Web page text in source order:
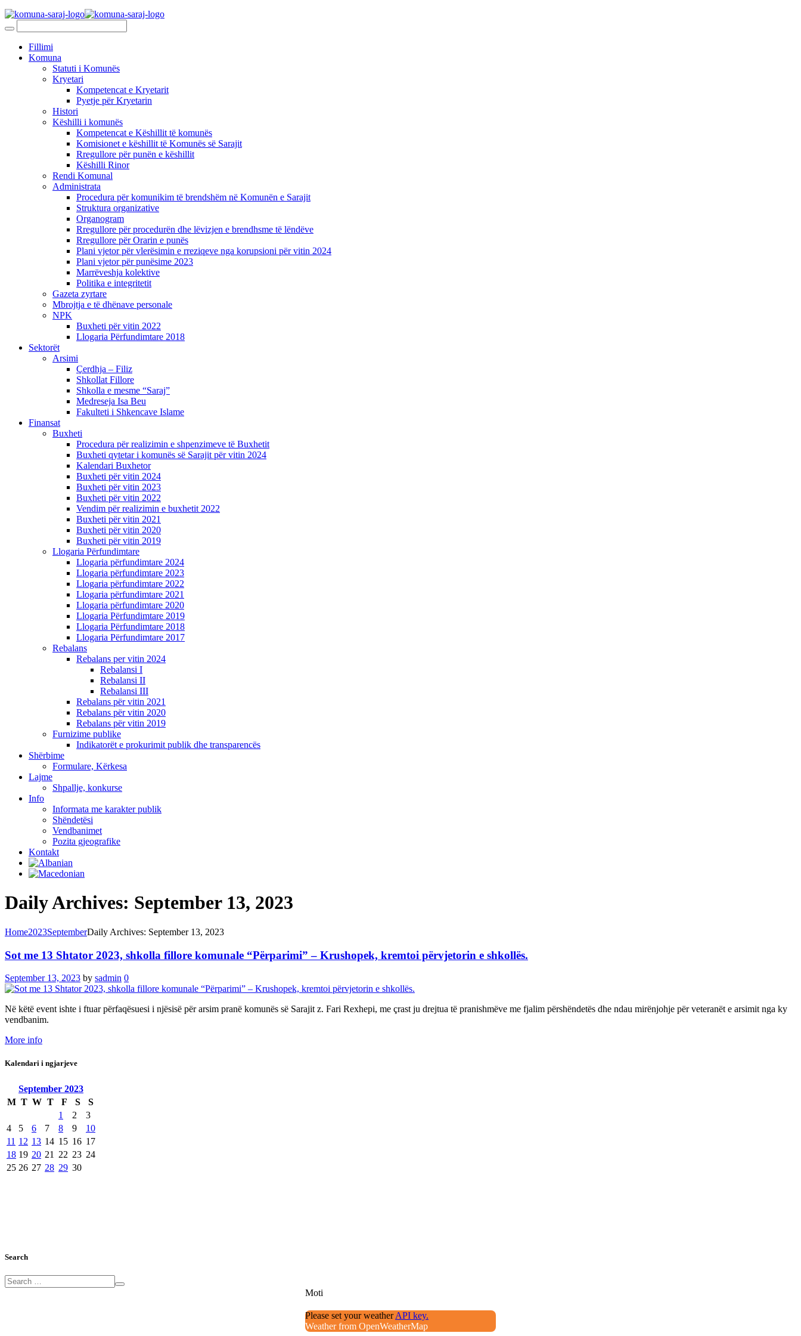
Fillimi
Komuna
Statuti i Komunës
Kryetari
Kompetencat e Kryetarit
Pyetje për Kryetarin
Histori
Këshilli i komunës
Kompetencat e Këshillit të komunës
Komisionet e këshillit të Komunës së Sarajit
Rregullore për punën e këshillit
Këshilli Rinor
Rendi Komunal
Administrata
Procedura për komunikim të brendshëm në Komunën e Sarajit
Struktura organizative
Organogram
Rregullore për procedurën dhe lëvizjen e brendhsme të lëndëve
Rregullore për Orarin e punës
Plani vjetor për vlerësimin e rreziqeve nga korupsioni për vitin 2024
Plani vjetor për punësime 2023
Marrëveshja kolektive
Politika e integritetit
Gazeta zyrtare
Mbrojtja e të dhënave personale
NPK
Buxheti për vitin 2022
Llogaria Përfundimtare 2018
Sektorët
Arsimi
Çerdhja – Filiz
Shkollat Fillore
Shkolla e mesme “Saraj”
Medreseja Isa Beu
Fakulteti i Shkencave Islame
Finansat
Buxheti
Procedura për realizimin e shpenzimeve të Buxhetit
Buxheti qytetar i komunës së Sarajit për vitin 2024
Kalendari Buxhetor
Buxheti për vitin 2024
Buxheti për vitin 2023
Buxheti për vitin 2022
Vendim për realizimin e buxhetit 2022
Buxheti për vitin 2021
Buxheti për vitin 2020
Buxheti për vitin 2019
Llogaria Përfundimtare
Llogaria përfundimtare 2024
Llogaria përfundimtare 2023
Llogaria përfundimtare 2022
Llogaria përfundimtare 2021
Llogaria përfundimtare 2020
Llogaria Përfundimtare 2019
Llogaria Përfundimtare 2018
Llogaria Përfundimtare 2017
Rebalans
Rebalans per vitin 2024
Rebalansi I
Rebalansi II
Rebalansi III
Rebalans për vitin 2021
Rebalans për vitin 2020
Rebalans për vitin 2019
Furnizime publike
Indikatorët e prokurimit publik dhe transparencës
Shërbime
Formulare, Kërkesa
Lajme
Shpallje, konkurse
Info
Informata me karakter publik
Shëndetësi
Vendbanimet
Pozita gjeografike
Kontakt
Daily Archives: September 13, 2023
Home2023SeptemberDaily Archives: September 13, 2023
Sot me 13 Shtator 2023, shkolla fillore komunale “Përparimi” – Krushopek, kremtoi përvjetorin e shkollës.
September 13, 2023 by sadmin 0
Në këtë event ishte i ftuar përfaqësuesi i njësisë për arsim pranë komunës së Sarajit z. Fari Rexhepi, me çrast ju drejtua të pranishmëve me fjalim përshëndetës dhe ndau mirënjohje për veteranët e arsimit nga ky
vendbanim.
More info
Kalendari i ngjarjeve
September 2023
M T W T F S
S
1
2
3
4
5 6 7 8 9
10
11 12 13 14 15 16 17
18 19 20 21 22 23 24
25 26 27 28 29 30
Search
Moti
Please set your weatherAPI key.
Weather from OpenWeatherMap